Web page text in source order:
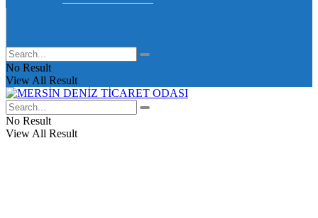
No Result
View All Result
No Result
View All Result